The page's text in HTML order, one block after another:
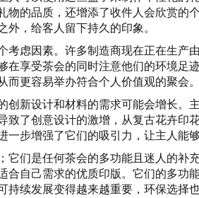
物的品质，还增添了收件人会欣赏的
，给客人留下持久的印象。
考虑因素。许多制造商现在正在生产
在享受茶会的同时注意他们的环境足
更容易举办符合个人价值观的聚会。
创新设计和材料的需求可能会增长。
致了创意设计的激增，从复古花卉印
步增强了它们的吸引力，让主人能
们是任何茶会的多功能且迷人的补
合自己需求的优质印版。它们的多功
持续发展变得越来越重要，环保选择